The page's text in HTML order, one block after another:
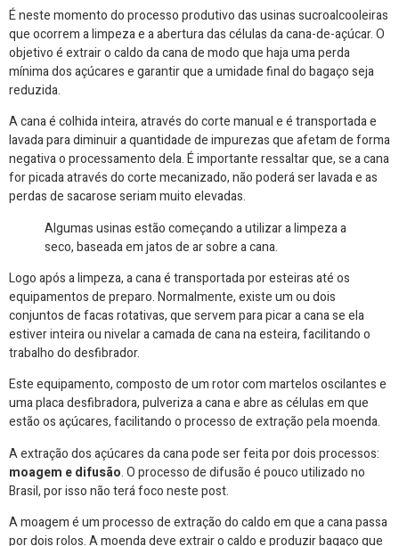
É neste momento do processo produtivo das usinas sucroalcooleiras
que ocorrem a limpeza e a abertura das células da cana-de-açúcar. O
objetivo é extrair o caldo da cana de modo que haja uma perda
mínima dos açúcares e garantir que a umidade final do bagaço seja
reduzida.
A cana é colhida inteira, através do corte manual e é transportada e
lavada para diminuir a quantidade de impurezas que afetam de forma
negativa o processamento dela. É importante ressaltar que, se a cana
for picada através do corte mecanizado, não poderá ser lavada e as
perdas de sacarose seriam muito elevadas.
Algumas usinas estão começando a utilizar a limpeza a
seco, baseada em jatos de ar sobre a cana.
Logo após a limpeza, a cana é transportada por esteiras até os
equipamentos de preparo. Normalmente, existe um ou dois
conjuntos de facas rotativas, que servem para picar a cana se ela
estiver inteira ou nivelar a camada de cana na esteira, facilitando o
trabalho do desfibrador.
Este equipamento, composto de um rotor com martelos oscilantes e
uma placa desfibradora, pulveriza a cana e abre as células em que
estão os açúcares, facilitando o processo de extração pela moenda.
A extração dos açúcares da cana pode ser feita por dois processos:
moagem e difusão. O processo de difusão é pouco utilizado no
Brasil, por isso não terá foco neste post.
A moagem é um processo de extração do caldo em que a cana passa
por dois rolos. A moenda deve extrair o caldo e produzir bagaço que